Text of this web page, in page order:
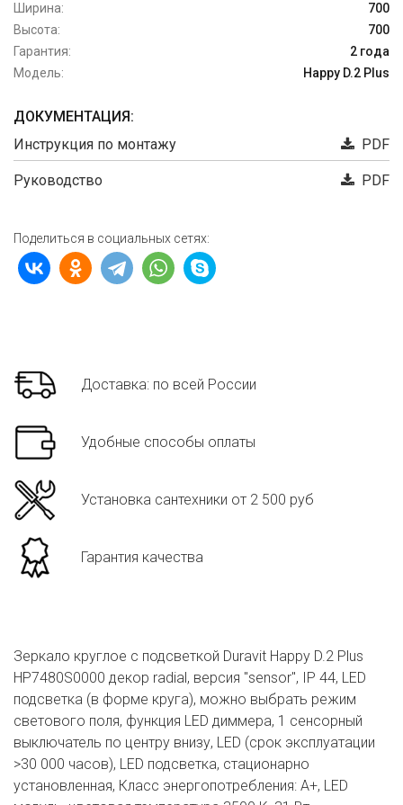
Ширина:
700
Высота:
700
Гарантия:
2 года
Модель:
Happy D.2 Plus
ДОКУМЕНТАЦИЯ:
Инструкция по монтажу
PDF
Руководство PDF
Поделиться в социальных сетях:
Доставка: по всей России
Удобные способы оплаты
Установка сантехники от 2 500 руб
Гарантия качества
Зеркало круглое с подсветкой Duravit Happy D.2 Plus
HP7480S0000 декор radial, версия "sensor", IP 44, LED
подсветка (в форме круга), можно выбрать режим
светового поля, функция LED диммера, 1 сенсорный
выключатель по центру внизу, LED (срок эксплуатации
>30 000 часов), LED подсветка, стационарно
установленная, Класс энергопотребления: А+, LED